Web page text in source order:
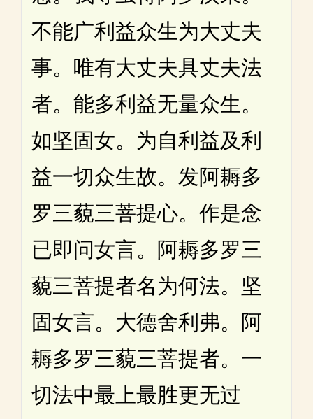
不能广利益众生为大丈夫
事。唯有大丈夫具丈夫法
者。能多利益无量众生。
如坚固女。为自利益及利
益一切众生故。发阿耨多
罗三藐三菩提心。作是念
已即问女言。阿耨多罗三
藐三菩提者名为何法。坚
固女言。大德舍利弗。阿
耨多罗三藐三菩提者。一
切法中最上最胜更无过